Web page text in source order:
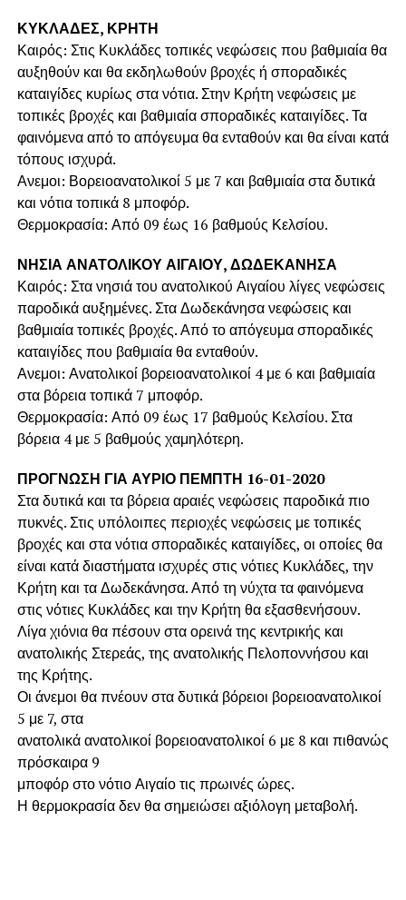
ΚΥΚΛΑΔΕΣ, ΚΡΗΤΗ
Καιρός: Στις Κυκλάδες τοπικές νεφώσεις που βαθμιαία θα
αυξηθούν και θα εκδηλωθούν βροχές ή σποραδικές
καταιγίδες κυρίως στα νότια. Στην Κρήτη νεφώσεις με
τοπικές βροχές και βαθμιαία σποραδικές καταιγίδες. Τα
φαινόμενα από το απόγευμα θα ενταθούν και θα είναι κατά
τόπους ισχυρά.
Ανεμοι: Βορειοανατολικοί 5 με 7 και βαθμιαία στα δυτικά
και νότια τοπικά 8 μποφόρ.
Θερμοκρασία: Από 09 έως 16 βαθμούς Κελσίου.
ΝΗΣΙΑ ΑΝΑΤΟΛΙΚΟΥ ΑΙΓΑΙΟΥ, ΔΩΔΕΚΑΝΗΣΑ
Καιρός: Στα νησιά του ανατολικού Αιγαίου λίγες νεφώσεις
παροδικά αυξημένες. Στα Δωδεκάνησα νεφώσεις και
βαθμιαία τοπικές βροχές. Από το απόγευμα σποραδικές
καταιγίδες που βαθμιαία θα ενταθούν.
Ανεμοι: Ανατολικοί βορειοανατολικοί 4 με 6 και βαθμιαία
στα βόρεια τοπικά 7 μποφόρ.
Θερμοκρασία: Από 09 έως 17 βαθμούς Κελσίου. Στα
βόρεια 4 με 5 βαθμούς χαμηλότερη.
ΠΡΟΓΝΩΣΗ ΓΙΑ ΑΥΡΙΟ ΠΕΜΠΤΗ 16-01-2020
Στα δυτικά και τα βόρεια αραιές νεφώσεις παροδικά πιο
πυκνές. Στις υπόλοιπες περιοχές νεφώσεις με τοπικές
βροχές και στα νότια σποραδικές καταιγίδες, οι οποίες θα
είναι κατά διαστήματα ισχυρές στις νότιες Κυκλάδες, την
Κρήτη και τα Δωδεκάνησα. Από τη νύχτα τα φαινόμενα
στις νότιες Κυκλάδες και την Κρήτη θα εξασθενήσουν.
Λίγα χιόνια θα πέσουν στα ορεινά της κεντρικής και
ανατολικής Στερεάς, της ανατολικής Πελοποννήσου και
της Κρήτης.
Οι άνεμοι θα πνέουν στα δυτικά βόρειοι βορειοανατολικοί
5 με 7, στα
ανατολικά ανατολικοί βορειοανατολικοί 6 με 8 και πιθανώς
πρόσκαιρα 9
μποφόρ στο νότιο Αιγαίο τις πρωινές ώρες.
Η θερμοκρασία δεν θα σημειώσει αξιόλογη μεταβολή.